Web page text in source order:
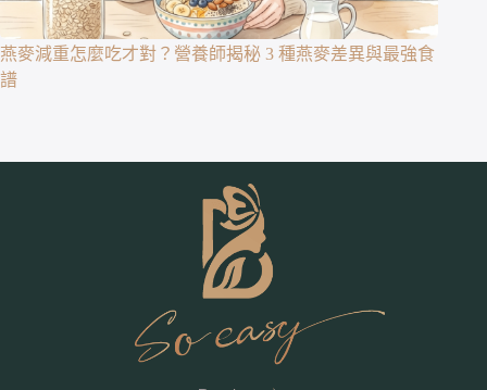
燕麥減重怎麼吃才對？營養師揭秘 3 種燕麥差異與最強食
譜